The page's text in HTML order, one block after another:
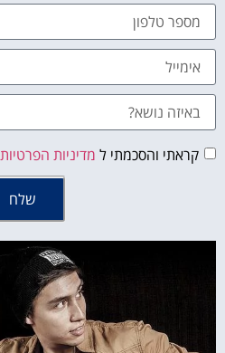
קראתי והסכמתי ל מדיניות הפרטיות
שלח